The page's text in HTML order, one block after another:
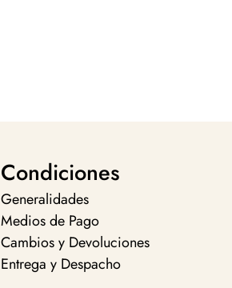
Condiciones
Generalidades
Medios de Pago
Cambios y Devoluciones
Entrega y Despacho